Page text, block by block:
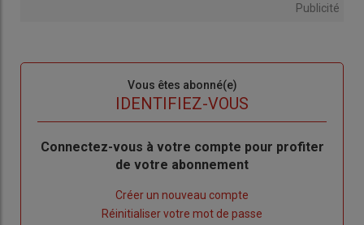
Publicité
Vous êtes abonné(e)
IDENTIFIEZ-VOUS
Body
Connectez-vous à votre compte pour profiter
de votre abonnement
Créer un nouveau compte
Réinitialiser votre mot de passe